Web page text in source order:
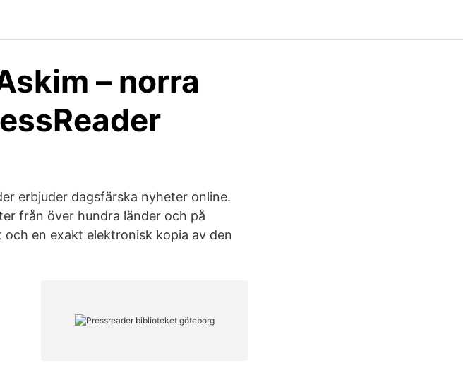
– norra
erbjuder dagsfärska nyheter online.
från över hundra länder och på
en exakt elektronisk kopia av den